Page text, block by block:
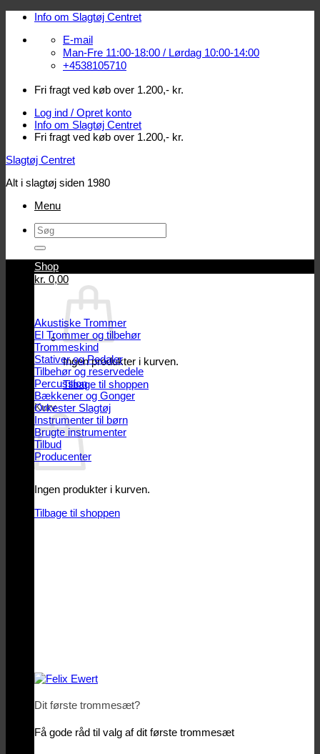
Fortsæt
indhold
Info om Slagtøj Centret
E-mail
Man-Fre 11:00-18:00 / Lørdag 10:00-14:00
+4538105710
Fri fragt ved køb over 1.200,- kr.
Log ind / Opret konto
Info om Slagtøj Centret
Fri fragt ved køb over 1.200,- kr.
Slagtøj Centret
Alt i slagtøj siden 1980
Menu
Søg
efter:
Log ind / Opret konto
kr. 0,00
Ingen produkter i kurven.
Tilbage til shoppen
Kurv
Ingen produkter i kurven.
Tilbage til shoppen
Shop
Akustiske Trommer
El Trommer og tilbehør
Trommeskind
Stativer og Pedaler
Tilbehør og reservedele
Percussion
Bækkener og Gonger
Orkester Slagtøj
Instrumenter til børn
Brugte instrumenter
Tilbud
Producenter
Dit første trommesæt?
Få gode råd til valg af dit første trommesæt